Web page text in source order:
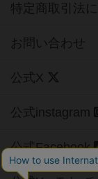
特定商取引法
お問い合わせ
公式X
公式instagram
公式Facebook